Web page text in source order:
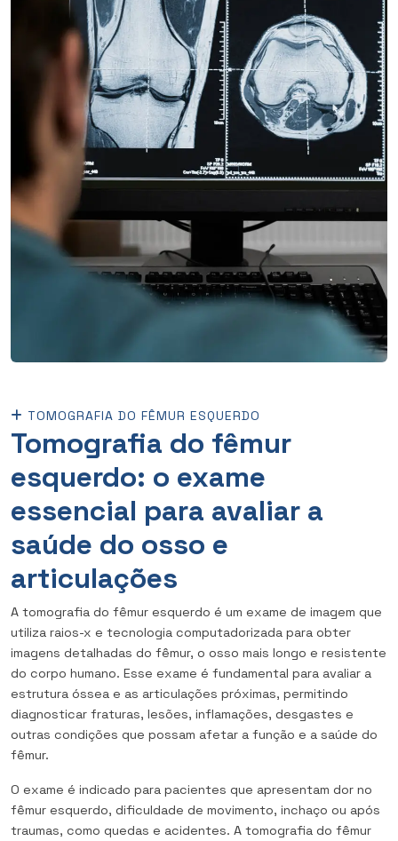
TOMOGRAFIA DO FÊMUR ESQUERDO
Tomografia do fêmur
esquerdo: o exame
essencial para avaliar a
saúde do osso e
articulações
A tomografia do fêmur esquerdo é um exame de imagem que
utiliza raios-x e tecnologia computadorizada para obter
imagens detalhadas do fêmur, o osso mais longo e resistente
do corpo humano. Esse exame é fundamental para avaliar a
estrutura óssea e as articulações próximas, permitindo
diagnosticar fraturas, lesões, inflamações, desgastes e
outras condições que possam afetar a função e a saúde do
fêmur.
O exame é indicado para pacientes que apresentam dor no
fêmur esquerdo, dificuldade de movimento, inchaço ou após
traumas, como quedas e acidentes. A tomografia do fêmur